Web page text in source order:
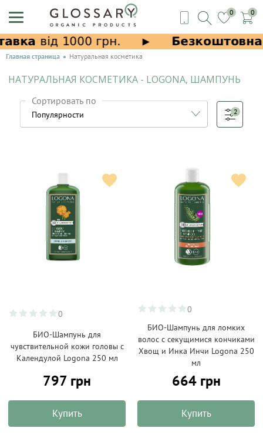
0 0
Главная страница Натуральная косметика
НАТУРАЛЬНАЯ КОСМЕТИКА - LOGONA, ШАМПУНЬ
Сортировать по
2
0
БИО-Шампунь для
чувствительной кожи головы с
Календулой Logona 250 мл
797 грн
Купить
0
БИО-Шампунь для ломких
волос с секущимися кончиками
Хвощ и Инка Инчи Logona 250
мл
664 грн
Купить